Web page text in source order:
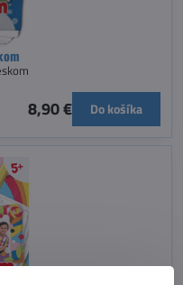
8,90 € Do košíka